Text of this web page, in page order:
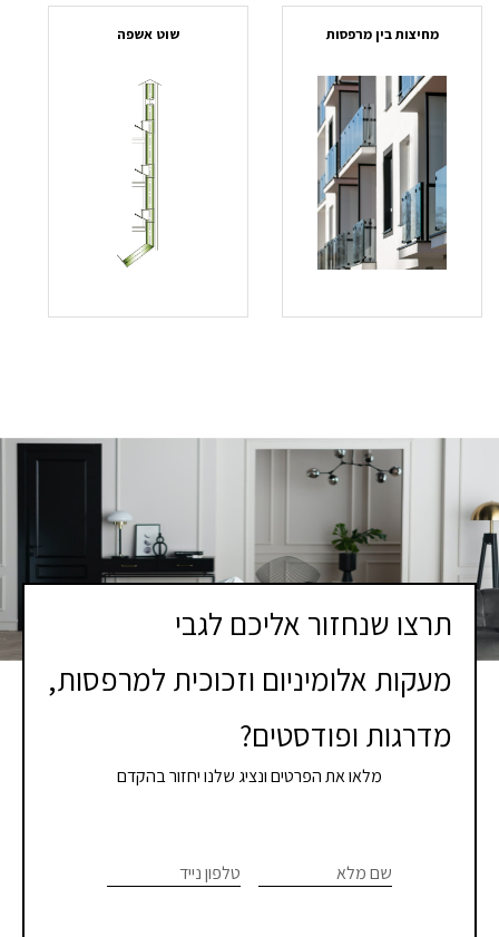
מחיצות בין מרפסות שוט אשפה
תרצו שנחזור אליכם לגבי
מעקות אלומיניום וזכוכית למרפסות,
מדרגות ופודסטים?
מלאו את הפרטים ונציג שלנו יחזור בהקדם
קשר
שם מלא טלפון נייד
are